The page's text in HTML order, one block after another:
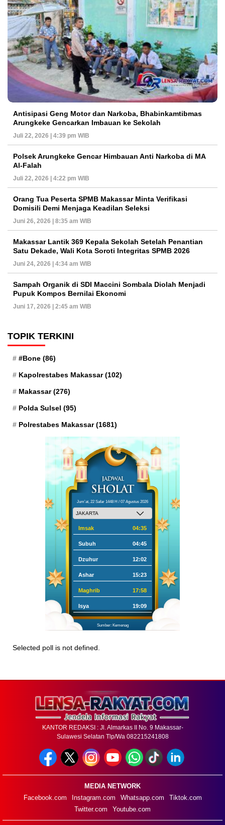
Antisipasi Geng Motor dan Narkoba, Bhabinkamtibmas
Arungkeke Gencarkan Imbauan ke Sekolah
Juli 22, 2026 | 4:39 pm WIB
Polsek Arungkeke Gencar Himbauan Anti Narkoba di MA
Al-Falah
Juli 22, 2026 | 4:22 pm WIB
Orang Tua Peserta SPMB Makassar Minta Verifikasi
Domisili Demi Menjaga Keadilan Seleksi
Juni 26, 2026 | 8:35 am WIB
Makassar Lantik 369 Kepala Sekolah Setelah Penantian
Satu Dekade, Wali Kota Soroti Integritas SPMB 2026
Juni 24, 2026 | 4:34 am WIB
Sampah Organik di SDI Maccini Sombala Diolah Menjadi
Pupuk Kompos Bernilai Ekonomi
Juni 17, 2026 | 2:45 am WIB
TOPIK TERKINI
#Bone (86)
Kapolrestabes Makassar(102)
Makassar(276)
Polda Sulsel (95)
Polrestabes Makassar(1681)
Jum'at, 22 Safar 1448 H / 07 Agustus 2026
Imsak 04:35
Subuh 04:45
Dzuhur 12:02
Ashar 15:23
Maghrib 17:58
Isya 19:09
Sumber: Kemenag
Selected poll is not defined.
KANTOR REDAKSI : Jl. Almarkas II No. 9 Makassar-
Sulawesi Selatan Tlp/Wa 082215241808
MEDIA NETWORK
Facebook.com
Instagram.com Whatsapp.com
Tiktok.com
Twitter.com
Youtube.com